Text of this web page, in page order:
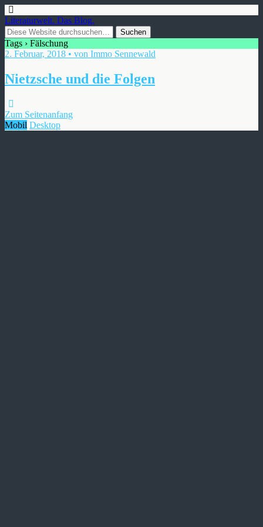
Literaturwelt. Das Blog.
Tags › Fälschung
2. Februar, 2018 • von Immo Sennewald
Nietzsche und die Folgen
Zum Seitenanfang
Mobil Desktop